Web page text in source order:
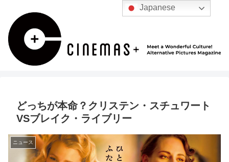
どっちが本命？クリステン・スチュワート
VSブレイク・ライブリー
ニュース
Japanese